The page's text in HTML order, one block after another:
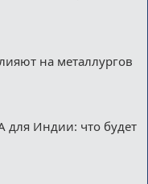
на металлургов
Индии: что будет